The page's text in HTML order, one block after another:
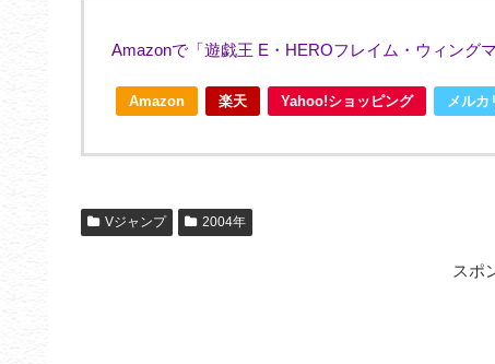
Amazonで「遊戯王 E・HEROフレイム・ウィング
Amazon 楽天 Yahoo!ショッピング メルカ
Vジャンプ 2004年
スポ